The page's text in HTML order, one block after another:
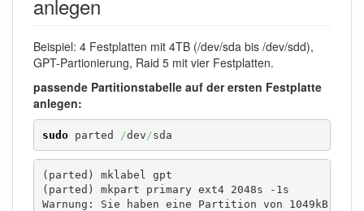
anlegen
Beispiel: 4 Festplatten mit 4TB (/dev/sda bis /dev/sdd),
GPT-Partionierung, Raid 5 mit vier Festplatten.
passende Partitionstabelle auf der ersten Festplatte
anlegen:
sudo parted /dev /sda
(parted)
(parted) mkpart primary
Warnung: Sie haben eine Partition von 1049kB